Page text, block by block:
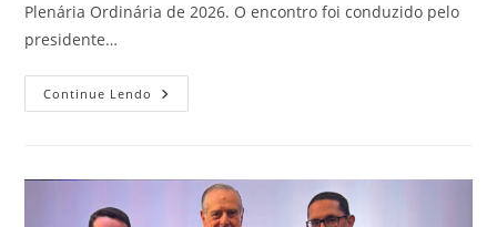
Plenária Ordinária de 2026. O encontro foi conduzido pelo
presidente…
Continue Lendo Reunião
Plenária
Da
Reforma